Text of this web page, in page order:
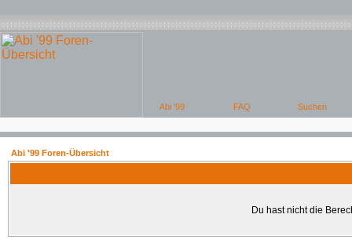
Abi '99 Foren-Übersicht
Du hast nicht die